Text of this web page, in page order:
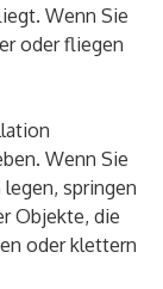
Wenn Sie
oder fliegen
Wenn Sie
springen
Objekte, die
oder klettern